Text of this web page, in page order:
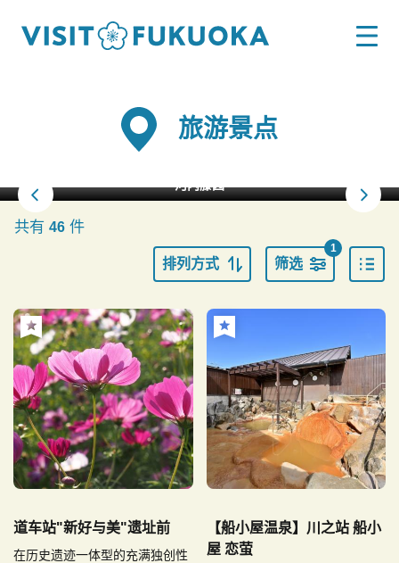
旅游景点
河内藤园
共有 46 件
排列方式 筛选
1
道车站"新好与美"遗址前
在历史遗迹一体型的充满独创性
【船小屋温泉】川之站 船小
屋 恋萤